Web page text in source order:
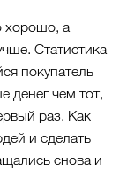
хорошо, а
Статистика
покупатель
денег чем тот,
раз. Как
и сделать
снова и